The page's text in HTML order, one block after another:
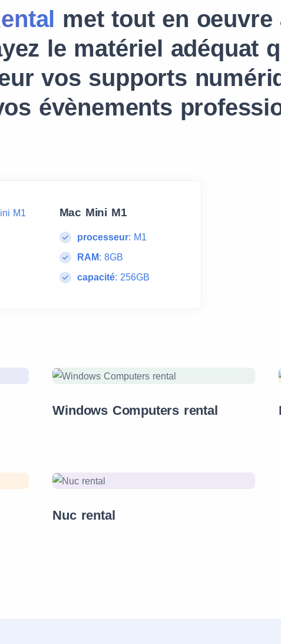
met tout en oeuvre
le matériel adéquat
vos supports
évènements
Mac Mini M1
processeur: M1
RAM: 8GB
capacité: 256GB
Windows Computers rental
Nuc rental